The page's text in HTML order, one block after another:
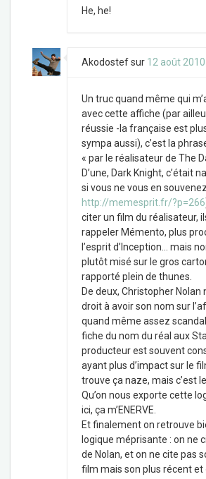
He, he!
Akodostefsur 12 août 2010
Un truc quand même qui
avec cette affiche (par
réussie -la française est
sympa aussi), c’est la
« par le réalisateur de The
D’une, Dark Knight, c’était
si vous ne vous en
http://memesprit.fr/?p=266
citer un film du réalisateur,
rappeler Mémento, plus
l’esprit d’Inception… mais
plutôt misé sur le gros
rapporté plein de thunes.
De deux, Christopher Nolan
droit à avoir son nom sur
quand même assez
fiche du nom du réal aux
producteur est souvent
ayant plus d’impact sur le
trouve ça naze, mais c’est
Qu’on nous exporte cette
ici, ça m’ENERVE.
Et finalement on retrouve
logique méprisante : on ne
de Nolan, et on ne cite pas
film mais son plus récent et